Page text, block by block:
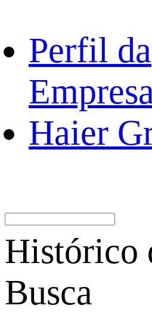
Perfil da
Haier
Histórico
Busca